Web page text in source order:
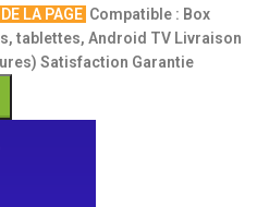
LA PAGE Compatible : Box
tablettes, Android TV Livraison
Satisfaction Garantie